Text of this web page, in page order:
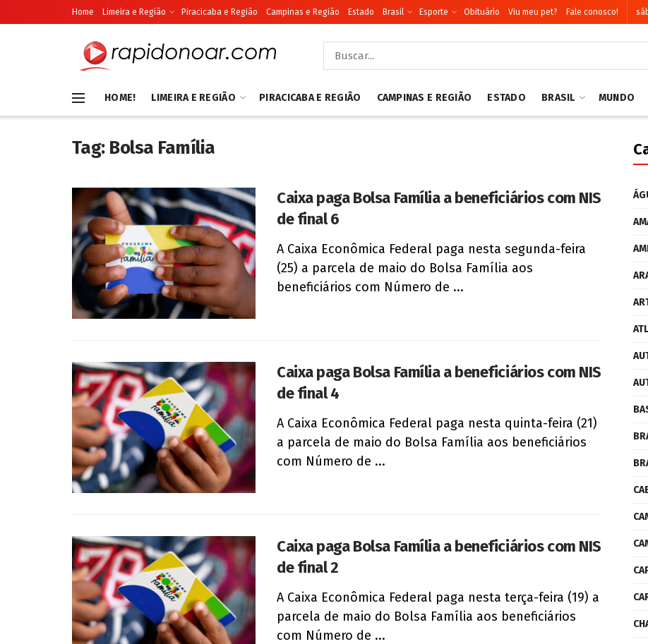
Home Limeira e Região Piracicaba e Região Campinas e Região Estado Brasil Esporte Obituário Viu meu pet? Fale conosco!
HOME! LIMEIRA E REGIÃO PIRACICABA E REGIÃO CAMPINAS E REGIÃO ESTADO BRASIL MUNDO
Tag: Bolsa Família
Caixa paga Bolsa Família a beneficiários com NIS
de final 6
A Caixa Econômica Federal paga nesta segunda-feira
(25) a parcela de maio do Bolsa Família aos
beneficiários com Número de ...
Caixa paga Bolsa Família a beneficiários com NIS
de final 4
A Caixa Econômica Federal paga nesta quinta-feira (21)
a parcela de maio do Bolsa Família aos beneficiários
com Número de ...
Caixa paga Bolsa Família a beneficiários com NIS
de final 2
A Caixa Econômica Federal paga nesta terça-feira (19) a
parcela de maio do Bolsa Família aos beneficiários
com Número de ...